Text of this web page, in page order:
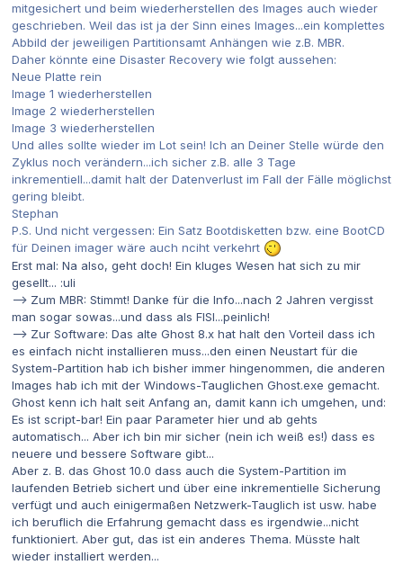
mitgesichert und beim wiederherstellen des Images auch wieder
geschrieben. Weil das ist ja der Sinn eines Images...ein komplettes
Abbild der jeweiligen Partitionsamt Anhängen wie z.B. MBR.
Daher könnte eine Disaster Recovery wie folgt aussehen:
Neue Platte rein
Image 1 wiederherstellen
Image 2 wiederherstellen
Image 3 wiederherstellen
Und alles sollte wieder im Lot sein! Ich an Deiner Stelle würde den
Zyklus noch verändern...ich sicher z.B. alle 3 Tage
inkrementiell...damit halt der Datenverlust im Fall der Fälle möglichst
gering bleibt.
Stephan
P.S. Und nicht vergessen: Ein Satz Bootdisketten bzw. eine BootCD
für Deinen imager wäre auch nciht verkehrt
Erst mal: Na also, geht doch! Ein kluges Wesen hat sich zu mir
gesellt... :uli
--> Zum MBR: Stimmt! Danke für die Info...nach 2 Jahren vergisst
man sogar sowas...und dass als FISI...peinlich!
--> Zur Software: Das alte Ghost 8.x hat halt den Vorteil dass ich
es einfach nicht installieren muss...den einen Neustart für die
System-Partition hab ich bisher immer hingenommen, die anderen
Images hab ich mit der Windows-Tauglichen Ghost.exe gemacht.
Ghost kenn ich halt seit Anfang an, damit kann ich umgehen, und:
Es ist script-bar! Ein paar Parameter hier und ab gehts
automatisch... Aber ich bin mir sicher (nein ich weiß es!) dass es
neuere und bessere Software gibt...
Aber z. B. das Ghost 10.0 dass auch die System-Partition im
laufenden Betrieb sichert und über eine inkrementielle Sicherung
verfügt und auch einigermaßen Netzwerk-Tauglich ist usw. habe
ich beruflich die Erfahrung gemacht dass es irgendwie...nicht
funktioniert. Aber gut, das ist ein anderes Thema. Müsste halt
wieder installiert werden...